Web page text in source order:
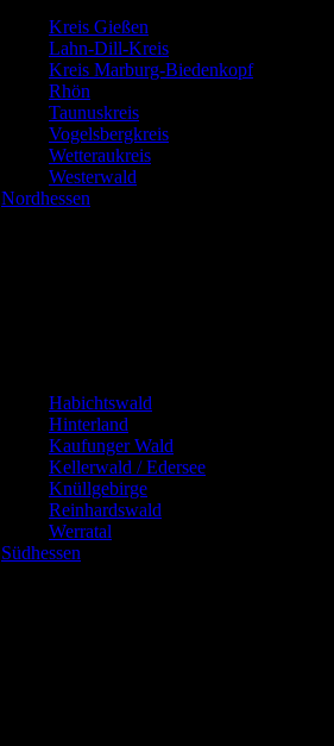
Kreis Gießen
Lahn-Dill-Kreis
Kreis Marburg-Biedenkopf
Rhön
Taunuskreis
Vogelsbergkreis
Wetteraukreis
Westerwald
Nordhessen
Habichtswald
Hinterland
Kaufunger Wald
Kellerwald / Edersee
Knüllgebirge
Reinhardswald
Werratal
Südhessen